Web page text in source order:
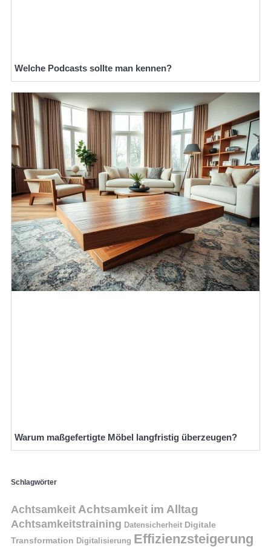
Welche Podcasts sollte man kennen?
Warum maßgefertigte Möbel langfristig überzeugen?
Schlagwörter
Achtsamkeit Achtsamkeit im Alltag
Achtsamkeitstraining Datensicherheit Digitale
Transformation Digitalisierung Effizienzsteigerung